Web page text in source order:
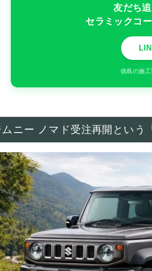
友だち
セラミックコ
徳島の施
ムニー ノマド受注再開という